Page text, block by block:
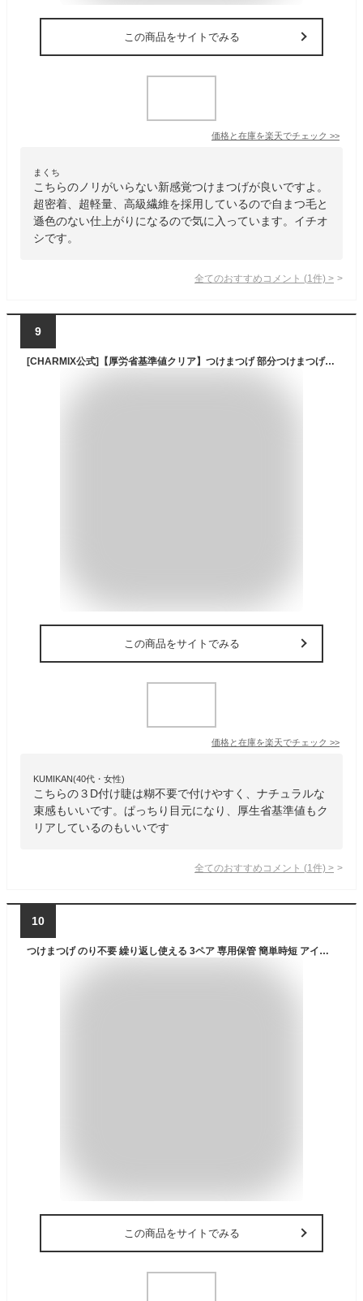
この商品をサイトでみる
価格と在庫を楽天でチェック >>
まくち
こちらのノリがいらない新感覚つけまつげが良いですよ。
超密着、超軽量、高級繊維を採用しているので自まつ毛と
遜色のない仕上がりになるので気に入っています。イチオ
シです。
全てのおすすめコメント (1 件) >
9
[CHARMIX公式]【厚労省基準値クリア】つけまつげ 部分つけまつげ のり不要 グルー不要 接着剤不要 3D立体まつげ 初心者 のり付きつけまつげ 部分用つけまつげ つけまつ毛 つけまつげ自然 のり付き 自然 ナチュラル 束感 ノリ 不要 部分つけま つけま ツケマ 部分 部分用
この商品をサイトでみる
価格と在庫を楽天でチェック >>
KUMIKAN(40代・女性)
こちらの３D付け睫は糊不要で付けやすく、ナチュラルな
束感もいいです。ぱっちり目元になり、厚生省基準値もク
リアしているのもいいです
全てのおすすめコメント (1 件) >
10
つけまつげ のり不要 繰り返し使える 3ペア 専用保管 簡単時短 アイメイク まつ毛 睫毛 美容 コスメ 大きいサイズ レディース つけま 防水 フェイクまつげ 温感 接着剤不要 つけまつげセット 初心者 簡単 ボリューム 春 夏 秋 冬 送料無料
この商品をサイトでみる